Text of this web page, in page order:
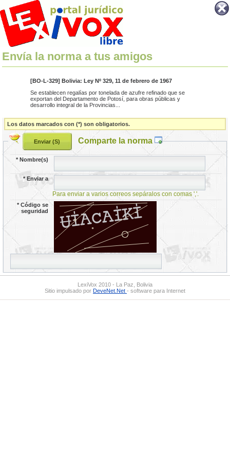
Envía la norma a tus amigos
[BO-L-329] Bolivia: Ley Nº 329, 11 de febrero de 1967
Se establecen regalías por tonelada de azufre refinado que se
exportan del Departamento de Potosí, para obras públicas y
desarrollo integral de la Provincias...
Los datos marcados con (*) son obligatorios.
Comparte la norma
*Nombre(s)
*Enviar a
Para enviar a varios correos sepáralos con comas ','.
*Código se
seguridad
LexiVox 2010 - La Paz, Bolivia
Sitio impulsado por DeveNet.Net - software para Internet